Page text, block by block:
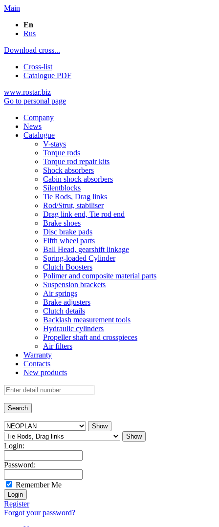
Main
En
Rus
Download cross...
Cross-list
Catalogue PDF
www.rostar.biz
Go to personal page
Company
News
Catalogue
V-stays
Torque rods
Torque rod repair kits
Shock absorbers
Cabin shock absorbers
Silentblocks
Tie Rods, Drag links
Rod/Strut, stabiliser
Drag link end, Tie rod end
Brake shoes
Disc brake pads
Fifth wheel parts
Ball Head, gearshift linkage
Spring-loaded Cylinder
Clutch Boosters
Polimer and composite material parts
Suspension brackets
Air springs
Brake adjusters
Clutch details
Backlash measurement tools
Hydraulic cylinders
Propeller shaft and crosspieces
Air filters
Warranty
Contacts
New products
Login:
Password:
Remember Me
Register
Forgot your password?